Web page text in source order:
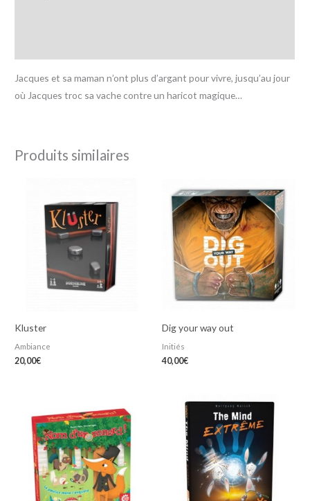
Jacques et sa maman n’ont plus d’argant pour vivre, jusqu’au jour
où Jacques troc sa vache contre un haricot magique…
Produits similaires
Kluster
Ambiance
20,00€
Dig your way out
Initiés
40,00€